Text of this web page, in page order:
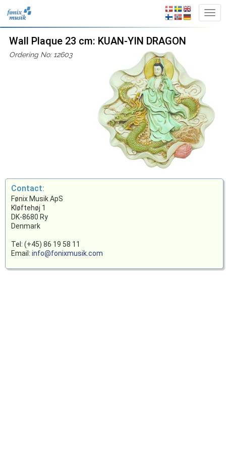
Wall Plaque 23 cm: KUAN-YIN DRAGON
Ordering No: 12603
Contact:
Fønix Musik ApS
Kløftehøj 1
DK-8680 Ry
Denmark
Tel: (+45) 86 19 58 11
Email: info@fonixmusik.com